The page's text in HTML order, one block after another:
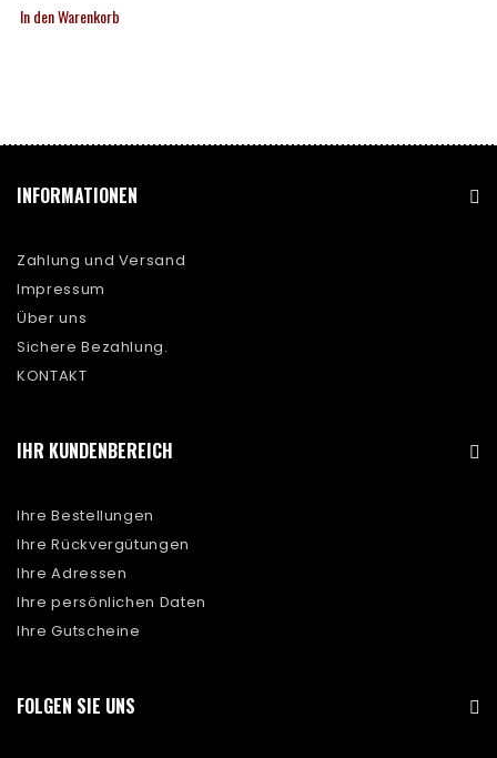
In den Warenkorb
INFORMATIONEN
Zahlung und Versand
Impressum
Über uns
Sichere Bezahlung.
KONTAKT
IHR KUNDENBEREICH
Ihre Bestellungen
Ihre Rückvergütungen
Ihre Adressen
Ihre persönlichen Daten
Ihre Gutscheine
FOLGEN SIE UNS